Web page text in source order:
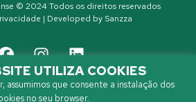
© 2024 Todos os direitos reservados
| Developed by Sanzza
UTILIZA COOKIES
assumimos que consente a instalação dos
no seu browser.